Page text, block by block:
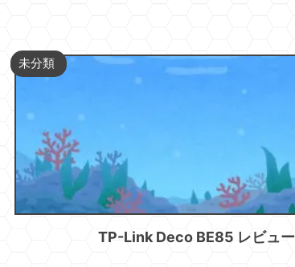
未分類
TP-Link Deco BE85 レビュー